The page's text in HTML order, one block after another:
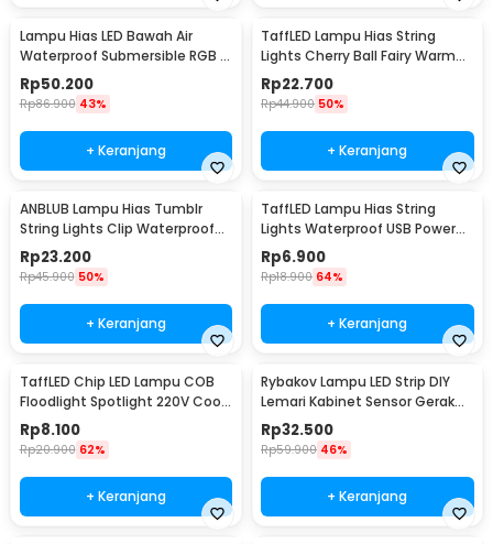
Lampu Hias LED Bawah Air
Waterproof Submersible RGB 2
PCS with Remote - 13017
Rp50.200
Rp86.900 43%
+ Keranjang
TaffLED Lampu Hias String
Lights Cherry Ball Fairy Warm
White 5M - LY20W
Rp22.700
Rp44.900 50%
+ Keranjang
ANBLUB Lampu Hias Tumblr
String Lights Clip Waterproof
20 LED 2M - 0606
Rp23.200
Rp45.900 50%
+ Keranjang
TaffLED Lampu Hias String
Lights Waterproof USB Power
50 LED 5M - SZ
Rp6.900
Rp18.900 64%
+ Keranjang
TaffLED Chip LED Lampu COB
Floodlight Spotlight 220V Cool
White 6000K 50W - COB4060-
AC220-50
Rp8.100
Rp20.900 62%
+ Keranjang
Rybakov Lampu LED Strip DIY
Lemari Kabinet Sensor Gerak
4.5W 1M - 2835
Rp32.500
Rp59.900 46%
+ Keranjang